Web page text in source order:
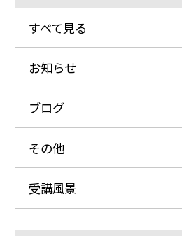
すべて見る
お知らせ
ブログ
その他
受講風景